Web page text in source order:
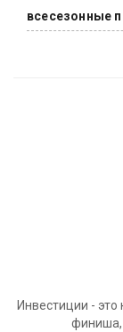
всесезонные
Инвестиции -
финиша,